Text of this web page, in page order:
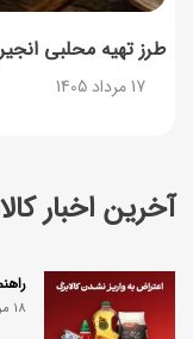
آخرین اخبار
18 مرداد 1405
طرز تهیه محلبی
17 مرداد 1405